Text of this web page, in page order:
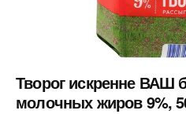
Творог искренне ВАШ
молочных жиров 9%,